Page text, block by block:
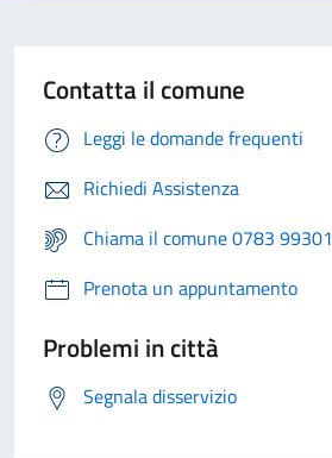
Contatta il comune
Leggi le domande frequenti
Richiedi Assistenza
Chiama il comune 0783 99301
Prenota un appuntamento
Problemi in città
Segnala disservizio